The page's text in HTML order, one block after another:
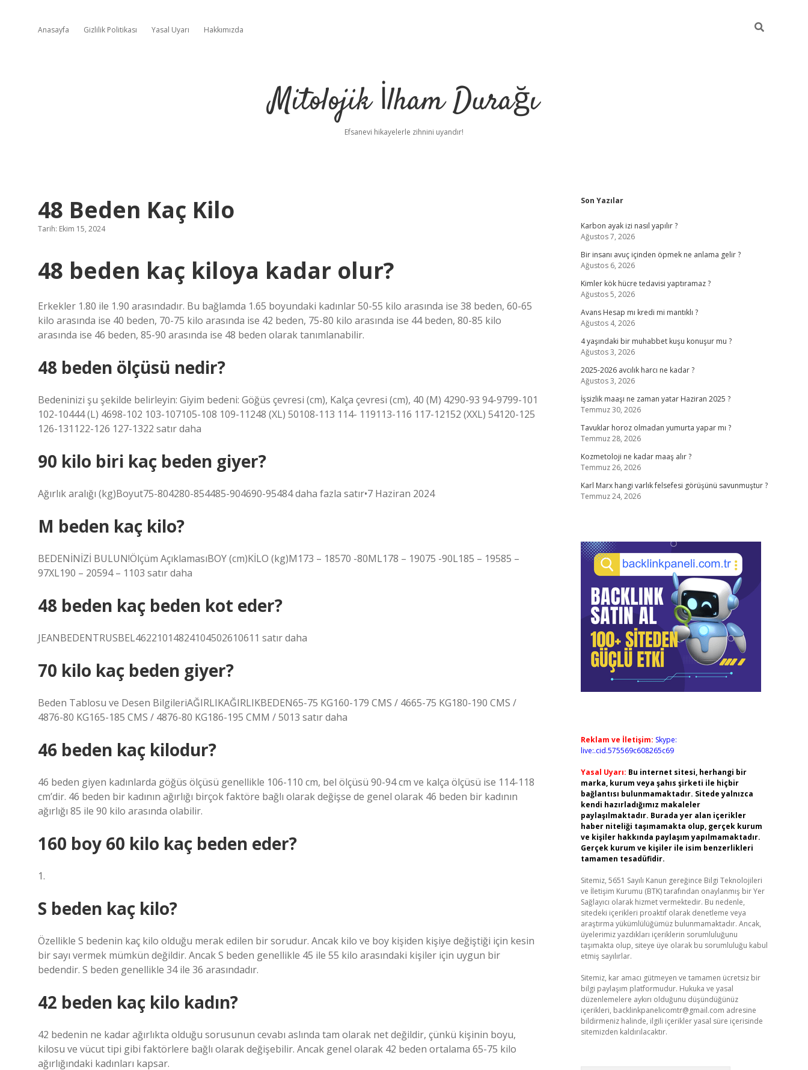
Anasayfa Gizlilik Politikası Yasal Uyarı Hakkımızda
Mitolojik İlham Durağı
Efsanevi hikayelerle zihnini uyandır!
48 Beden Kaç Kilo
Tarih: Ekim 15, 2024
48 beden kaç kiloya kadar olur?
Erkekler 1.80 ile 1.90 arasındadır. Bu bağlamda 1.65 boyundaki kadınlar 50-55 kilo arasında ise 38 beden, 60-65
kilo arasında ise 40 beden, 70-75 kilo arasında ise 42 beden, 75-80 kilo arasında ise 44 beden, 80-85 kilo
arasında ise 46 beden, 85-90 arasında ise 48 beden olarak tanımlanabilir.
48 beden ölçüsü nedir?
Bedeninizi şu şekilde belirleyin: Giyim bedeni: Göğüs çevresi (cm), Kalça çevresi (cm), 40 (M) 4290-93 94-9799-101
102-10444 (L) 4698-102 103-107105-108 109-11248 (XL) 50108-113 114- 119113-116 117-12152 (XXL) 54120-125
126-131122-126 127-1322 satır daha
90 kilo biri kaç beden giyer?
Ağırlık aralığı (kg)Boyut75-804280-854485-904690-95484 daha fazla satır•7 Haziran 2024
M beden kaç kilo?
BEDENİNİZİ BULUN!Ölçüm AçıklamasıBOY (cm)KİLO (kg)M173 – 18570 -80ML178 – 19075 -90L185 – 19585 –
97XL190 – 20594 – 1103 satır daha
48 beden kaç beden kot eder?
JEANBEDENTRUSBEL46221014824104502610611 satır daha
70 kilo kaç beden giyer?
Beden Tablosu ve Desen BilgileriAĞIRLIKAĞIRLIKBEDEN65-75 KG160-179 CMS / 4665-75 KG180-190 CMS /
4876-80 KG165-185 CMS / 4876-80 KG186-195 CMM / 5013 satır daha
46 beden kaç kilodur?
46 beden giyen kadınlarda göğüs ölçüsü genellikle 106-110 cm, bel ölçüsü 90-94 cm ve kalça ölçüsü ise 114-118
cm’dir. 46 beden bir kadının ağırlığı birçok faktöre bağlı olarak değişse de genel olarak 46 beden bir kadının
ağırlığı 85 ile 90 kilo arasında olabilir.
160 boy 60 kilo kaç beden eder?
1.
S beden kaç kilo?
Özellikle S bedenin kaç kilo olduğu merak edilen bir sorudur. Ancak kilo ve boy kişiden kişiye değiştiği için kesin
bir sayı vermek mümkün değildir. Ancak S beden genellikle 45 ile 55 kilo arasındaki kişiler için uygun bir
bedendir. S beden genellikle 34 ile 36 arasındadır.
42 beden kaç kilo kadın?
42 bedenin ne kadar ağırlıkta olduğu sorusunun cevabı aslında tam olarak net değildir, çünkü kişinin boyu,
kilosu ve vücut tipi gibi faktörlere bağlı olarak değişebilir. Ancak genel olarak 42 beden ortalama 65-75 kilo
ağırlığındaki kadınları kapsar.
Sidebar
Son Yazılar
Karbon ayak izi nasıl yapılır ?
Ağustos 7, 2026
Bir insanı avuç içinden öpmek ne anlama gelir ?
Ağustos 6, 2026
Kimler kök hücre tedavisi yaptıramaz ?
Ağustos 5, 2026
Avans Hesap mı kredi mi mantıklı ?
Ağustos 4, 2026
4 yaşındaki bir muhabbet kuşu konuşur mu ?
Ağustos 3, 2026
2025-2026 avcılık harcı ne kadar ?
Ağustos 3, 2026
İşsizlik maaşı ne zaman yatar Haziran 2025 ?
Temmuz 30, 2026
Tavuklar horoz olmadan yumurta yapar mı ?
Temmuz 28, 2026
Kozmetoloji ne kadar maaş alır ?
Temmuz 26, 2026
Karl Marx hangi varlık felsefesi görüşünü savunmuştur ?
Temmuz 24, 2026
Reklam ve İletişim: Skype:
live:.cid.575569c608265c69
Yasal Uyarı: Bu internet sitesi, herhangi bir
marka, kurum veya şahıs şirketi ile hiçbir
bağlantısı bulunmamaktadır. Sitede yalnızca
kendi hazırladığımız makaleler
paylaşılmaktadır. Burada yer alan içerikler
haber niteliği taşımamakta olup, gerçek kurum
ve kişiler hakkında paylaşım yapılmamaktadır.
Gerçek kurum ve kişiler ile isim benzerlikleri
tamamen tesadüfidir.
Sitemiz, 5651 Sayılı Kanun gereğince Bilgi Teknolojileri
ve İletişim Kurumu (BTK) tarafından onaylanmış bir Yer
Sağlayıcı olarak hizmet vermektedir. Bu nedenle,
sitedeki içerikleri proaktif olarak denetleme veya
araştırma yükümlülüğümüz bulunmamaktadır. Ancak,
üyelerimiz yazdıkları içeriklerin sorumluluğunu
taşımakta olup, siteye üye olarak bu sorumluluğu kabul
etmiş sayılırlar.
Sitemiz, kar amacı gütmeyen ve tamamen ücretsiz bir
bilgi paylaşım platformudur. Hukuka ve yasal
düzenlemelere aykırı olduğunu düşündüğünüz
içerikleri, backlinkpanelicomtr@gmail.com adresine
bildirmeniz halinde, ilgili içerikler yasal süre içerisinde
sitemizden kaldırılacaktır.